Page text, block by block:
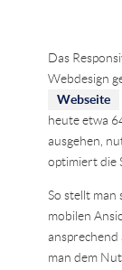
Das
Webdesign
Webseite
heute etwa
ausgehen,
optimiert die
So stellt man
mobilen
ansprechend
man dem